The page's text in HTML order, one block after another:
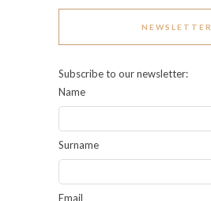
NEWSLETTER
Subscribe to our newsletter:
Name
Surname
Email